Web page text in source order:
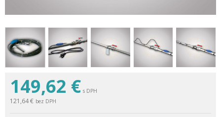
149,62 € s DPH
121,64 € bez DPH